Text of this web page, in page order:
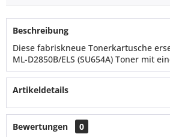
Beschreibung
Diese fabriskneue Tonerkartusche
ML-D2850B/ELS (SU654A) Toner mit
Artikeldetails
Bewertungen
0